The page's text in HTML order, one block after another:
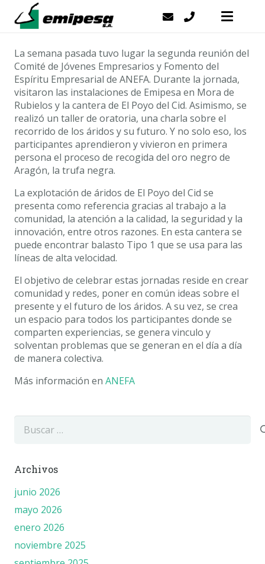
La semana pasada tuvo lugar la segunda reunión del
Comité de Jóvenes Empresarios y Fomento del
Espíritu Empresarial de ANEFA. Durante la jornada,
visitaron las instalaciones de Emipesa en Mora de
Rubielos y la cantera de El Poyo del Cid. Asimismo, se
realizó un taller de oratoria, una charla sobre el
recorrido de los áridos y su futuro. Y no solo eso, los
participantes aprendieron y vivieron en primera
persona el proceso de recogida del oro negro de
Aragón, la trufa negra.
La explotación de áridos de El Poyo del Cid se
presenta como referencia gracias al trabajo a la
comunidad, la atención a la calidad, la seguridad y la
innovación, entre otros razones. En esta cantera se
puede encontrar balasto Tipo 1 que se usa para las
líneas de alta velocidad.
El objetivo de celebrar estas jornadas reside en crear
comunidad y redes, poner en común ideas sobre el
presente y el futuro de los áridos. A su vez, se crea
un espacio para todos los participantes donde se
comparten experiencias, se genera vinculo y
solventan problemas que se generan en el día a día
de manera colectiva.
Más información en ANEFA
Archivos
junio 2026
mayo 2026
enero 2026
noviembre 2025